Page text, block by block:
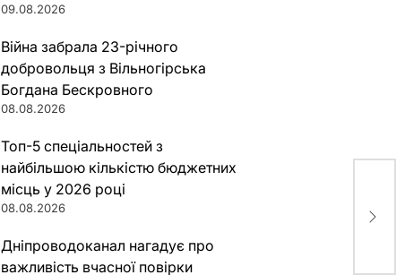
09.08.2026
Війна забрала 23-річного
добровольця з Вільногірська
Богдана Бескровного
08.08.2026
Топ-5 спеціальностей з
найбільшою кількістю бюджетних
місць у 2026 році
08.08.2026
Дніпроводоканал нагадує про
важливість вчасної повірки